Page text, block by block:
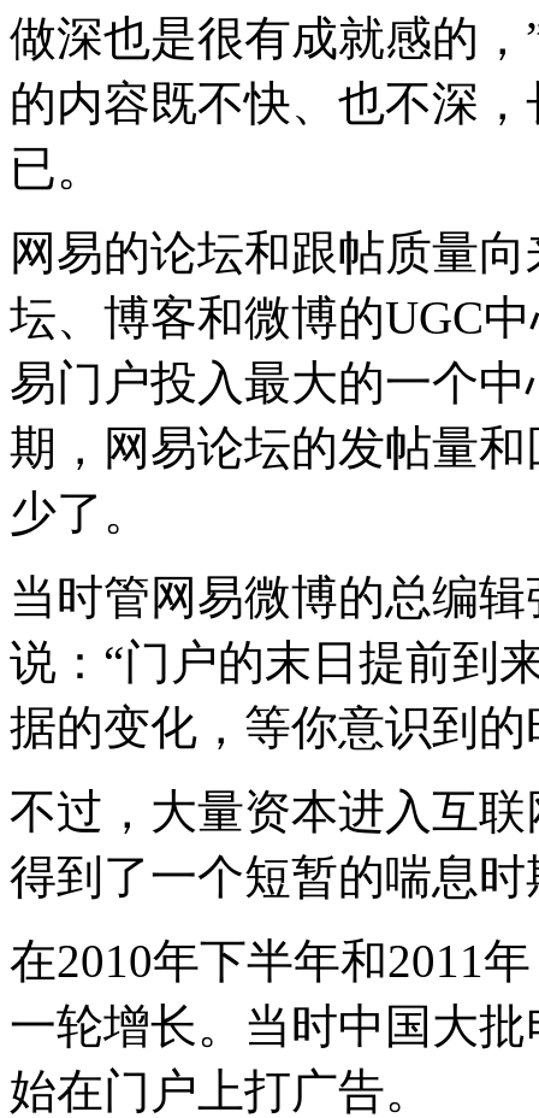
做深也是很有成就感的
的内容既不快、也不深
已。
网易的论坛和跟帖质量
坛、博客和微博的UGC
易门户投入最大的一个
期，网易论坛的发帖量
少了。
当时管网易微博的总编
说：“门户的末日提前到
据的变化，等你意识到
不过，大量资本进入互
得到了一个短暂的喘息时
在2010年下半年和2011
一轮增长。当时中国大
始在门户上打广告。